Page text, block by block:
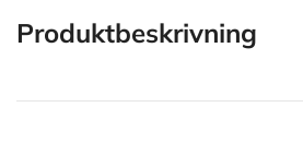
Produktbeskrivning